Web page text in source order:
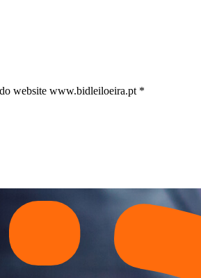
do website www.bidleiloeira.pt *